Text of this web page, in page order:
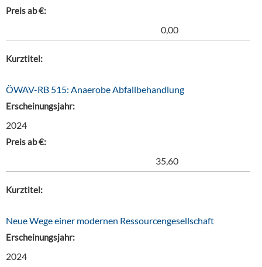
Preis ab €:
0,00
Kurztitel:
ÖWAV-RB 515: Anaerobe Abfallbehandlung
Erscheinungsjahr:
2024
Preis ab €:
35,60
Kurztitel:
Neue Wege einer modernen Ressourcengesellschaft
Erscheinungsjahr:
2024